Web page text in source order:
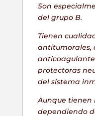
Son
del grupo B.
Tienen
antitumorales,
protectoras
del sistema
Aunque tienen
dependiendo